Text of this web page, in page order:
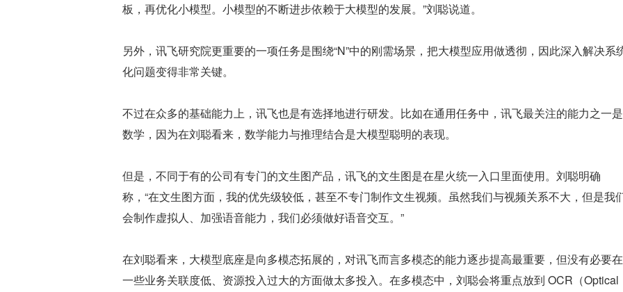
板，再优化小模型。小模型的不断进步依赖于大模型的发展。”刘聪说道。
另外，讯飞研究院更重要的一项任务是围绕“N”中的刚需场景，把大模型应用做透彻，因此深入解决系
化问题变得非常关键。
不过在众多的基础能力上，讯飞也是有选择地进行研发。比如在通用任务中，讯飞最关注的能力之一是
数学，因为在刘聪看来，数学能力与推理结合是大模型聪明的表现。
但是，不同于有的公司有专门的文生图产品，讯飞的文生图是在星火统一入口里面使用。刘聪明确
称，“在文生图方面，我的优先级较低，甚至不专门制作文生视频。虽然我们与视频关系不大，但是我
会制作虚拟人、加强语音能力，我们必须做好语音交互。”
在刘聪看来，大模型底座是向多模态拓展的，对讯飞而言多模态的能力逐步提高最重要，但没有必要在
一些业务关联度低、资源投入过大的方面做太多投入。在多模态中，刘聪会将重点放到 OCR（Optical